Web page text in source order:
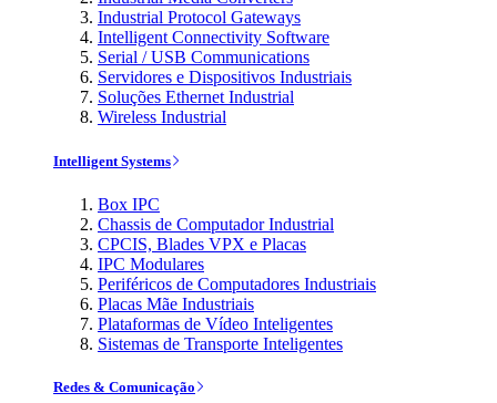
Industrial Protocol Gateways
Intelligent Connectivity Software
Serial / USB Communications
Servidores e Dispositivos Industriais
Soluções Ethernet Industrial
Wireless Industrial
Intelligent Systems
Box IPC
Chassis de Computador Industrial
CPCIS, Blades VPX e Placas
IPC Modulares
Periféricos de Computadores Industriais
Placas Mãe Industriais
Plataformas de Vídeo Inteligentes
Sistemas de Transporte Inteligentes
Redes & Comunicação